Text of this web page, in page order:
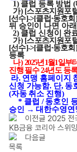
1) 클럽 등록 방법(
가) [스포츠지원포
[선수]->[클럽·동호회
뒤 승인이 나면 아
2) 클럽 신청이 완
가) [스포츠지원포
[선수]->[클럽·동호회
등록
나)2025년 1월1일부
진행 필수24년도 등
라. 연맹 홈페이지
신청 가능함. 단, 동
(자동 취소 진행)
* 클럽 / 동호인
승인 → 대한수영연
이전글 2025 전
KB금융 코리아 스위
다음글
목록